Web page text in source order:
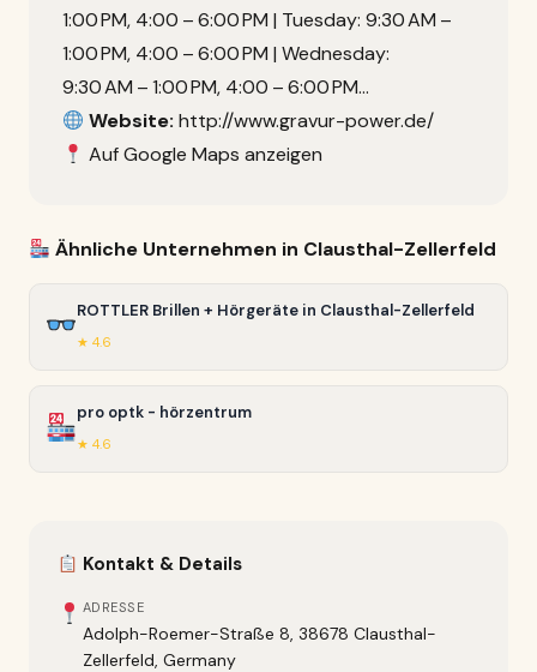
1:00 PM, 4:00 – 6:00 PM | Tuesday: 9:30 AM –
1:00 PM, 4:00 – 6:00 PM | Wednesday:
9:30 AM – 1:00 PM, 4:00 – 6:00 PM…
Website: http://www.gravur-power.de/
Auf Google Maps anzeigen
Ähnliche Unternehmen in Clausthal-Zellerfeld
ROTTLER Brillen + Hörgeräte in Clausthal-Zellerfeld
★ 4.6
pro optk - hörzentrum
★ 4.6
Kontakt & Details
ADRESSE
Adolph-Roemer-Straße 8, 38678 Clausthal-
Zellerfeld, Germany